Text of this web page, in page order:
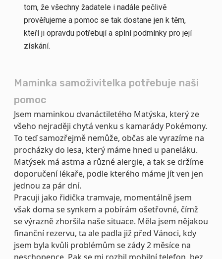
tom, že všechny žadatele i nadále pečlivě
prověřujeme a pomoc se tak dostane jen k těm,
kteří ji opravdu potřebují a splní podmínky pro její
získání.
Maminka samoživitelka potřebuje naši
pomoc
Jsem maminkou dvanáctiletého Matýska, který ze
všeho nejraději chytá venku s kamarády Pokémony.
To teď samozřejmě nemůže, občas ale vyrazíme na
procházky do lesa, který máme hned u paneláku.
Matýsek má astma a různé alergie, a tak se držíme
doporučení lékaře, podle kterého máme jít ven jen
jednou za pár dní.
Pracuji jako řidička tramvaje, momentálně jsem
však doma se synkem a pobírám ošetřovné, čímž
se výrazně zhoršila naše situace. Měla jsem nějakou
finanční rezervu, ta ale padla již před Vánoci, kdy
jsem byla kvůli problémům se zády 2 měsíce na